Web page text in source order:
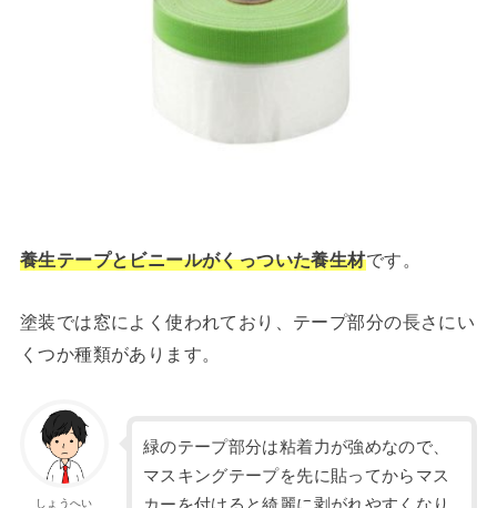
養生テープとビニールがくっついた養生材です。
塗装では窓によく使われており、テープ部分の長さにい
くつか種類があります。
しょうへい
緑のテープ部分は粘着力が強めなので、
マスキングテープを先に貼ってからマス